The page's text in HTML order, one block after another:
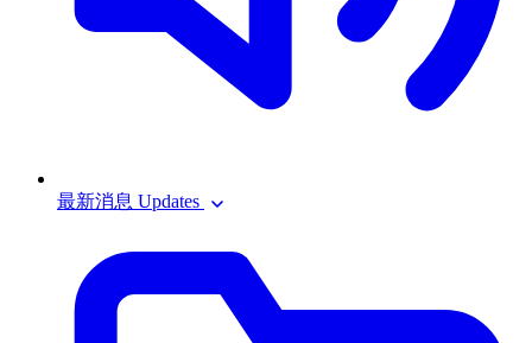
最新消息 Updates